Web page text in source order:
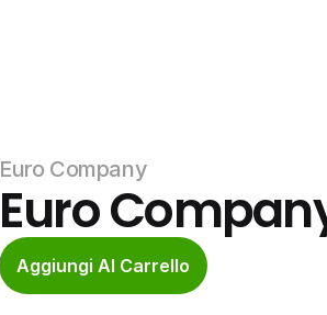
Euro Company
Euro
Aggiungi Al Carrello